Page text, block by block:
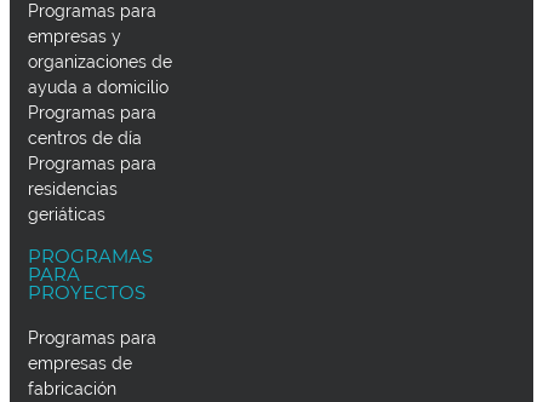
Programas para
empresas y
organizaciones de
ayuda a domicilio
Programas para
centros de día
Programas para
residencias
geriáticas
PROGRAMAS
PARA
PROYECTOS
Programas para
empresas de
fabricación